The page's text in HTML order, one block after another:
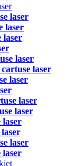
laser
laser
laser
laser
laser
laser
laser
laser
laser
laser
laser